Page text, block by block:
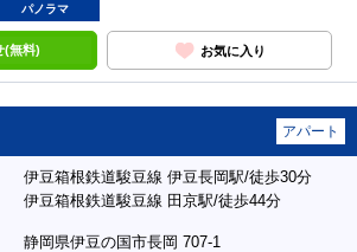
パノラマ
(無料) お気に入り
アパート
伊豆箱根鉄道駿豆線 伊豆長岡駅/徒歩30分
伊豆箱根鉄道駿豆線 田京駅/徒歩44分
静岡県伊豆の国市長岡 707-1